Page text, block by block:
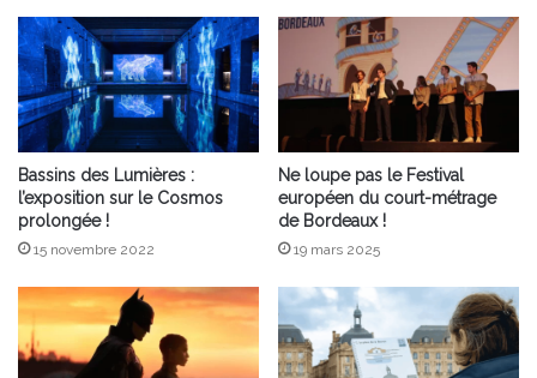
Bassins des Lumières :
l’exposition sur le Cosmos
prolongée !
15 novembre 2022
Ne loupe pas le Festival
européen du court-métrage
de Bordeaux !
19 mars 2025